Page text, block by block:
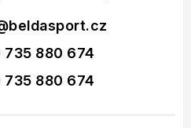
beldasport.cz
735 880 674
735 880 674